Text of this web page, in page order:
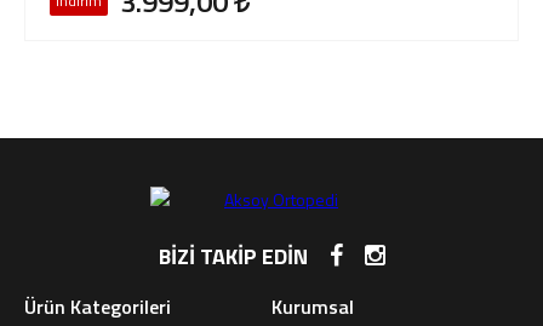
BİZİ TAKİP EDİN
Ürün Kategorileri Kurumsal